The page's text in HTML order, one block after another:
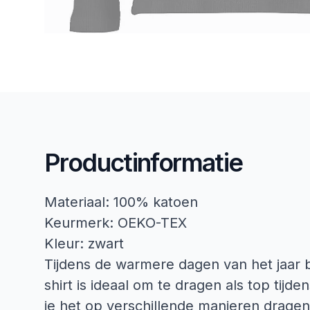
Productinformatie
Materiaal: 100% katoen
Keurmerk: OEKO-TEX
Kleur: zwart
Tijdens de warmere dagen van het
shirt is ideaal om te dragen als top
je het op verschillende manieren